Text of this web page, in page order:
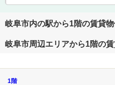
岐阜市内の駅から1階の賃貸
岐阜市周辺エリアから1階の
1階